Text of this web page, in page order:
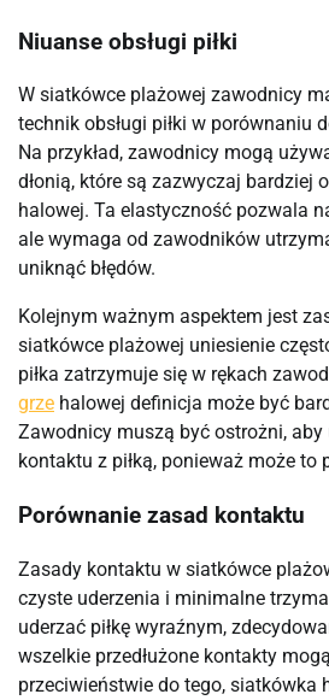
Niuanse obsługi piłki
W siatkówce plażowej zawodnicy
technik obsługi piłki w porównaniu
Na przykład, zawodnicy mogą
dłonią, które są zazwyczaj bardziej
halowej. Ta elastyczność pozwala
ale wymaga od zawodników
uniknąć błędów.
Kolejnym ważnym aspektem jest
siatkówce plażowej uniesienie
piłka zatrzymuje się w rękach
grze halowej definicja może być
Zawodnicy muszą być ostrożni, aby
kontaktu z piłką, ponieważ może to
Porównanie zasad kontaktu
Zasady kontaktu w siatkówce
czyste uderzenia i minimalne
uderzać piłkę wyraźnym,
wszelkie przedłużone kontakty
przeciwieństwie do tego, siatkówka